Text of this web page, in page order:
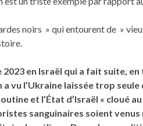
noirs » qui entourent de »
en Israël qui a fait suite,
a vu l’Ukraine laissée trop
et l’État d’Israël « cloué
sanguinaires soient